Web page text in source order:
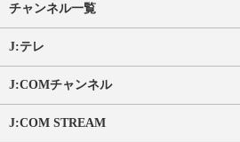
チャンネル一覧
J:テレ
J:COMチャンネル
J:COM STREAM